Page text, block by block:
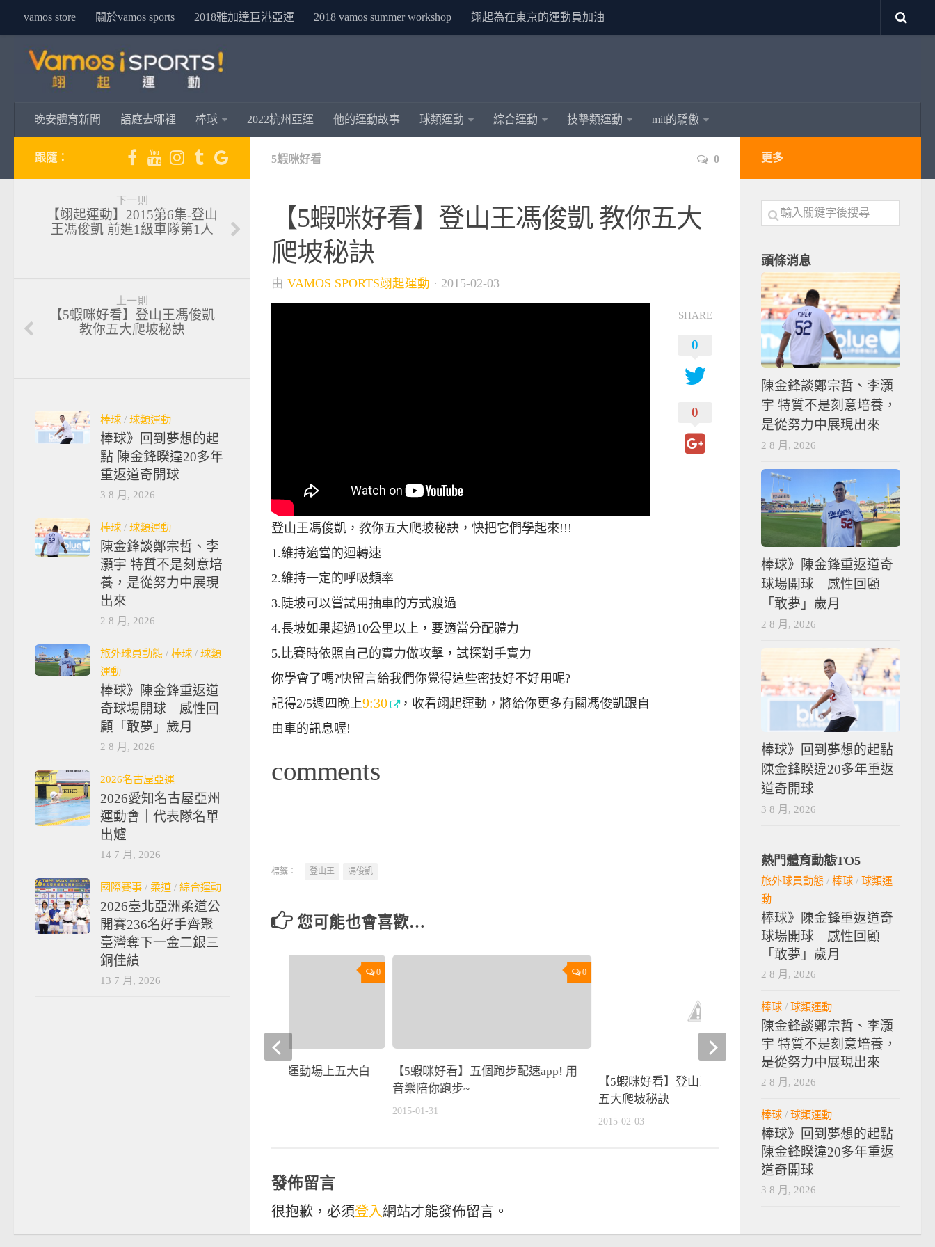
vamos store 關於vamos sports 2018雅加達巨港亞運 2018 vamos summer workshop 翊起為在東京的運動員加油
晚安體育新聞 語庭去哪裡 棒球 2022杭州亞運 他的運動故事 球類運動 綜合運動 技擊類運動 mit的驕傲
5蝦咪好看 0
【5蝦咪好看】登山王馮俊凱 教你五大
爬坡秘訣
由 VAMOS SPORTS翊起運動 · 2015-02-03
登山王馮俊凱，教你五大爬坡秘訣，快把它們學起來!!!
1.維持適當的迴轉速
2.維持一定的呼吸頻率
3.陡坡可以嘗試用抽車的方式渡過
4.長坡如果超過10公里以上，要適當分配體力
5.比賽時依照自己的實力做攻擊，試探對手實力
你學會了嗎?快留言給我們你覺得這些密技好不好用呢?
記得2/5週四晚上9:30
，收看翊起運動，將給你更多有關馮俊凱跟自
由車的訊息喔!
comments
SHARE
0
0
標籤： 登山王 馮俊凱
您可能也會喜歡…
0
【5蝦咪好看】五個跑步配速app! 用
音樂陪你跑步~
2015-01-31
【5蝦咪好看】登山王馮俊凱 教你
五大爬坡秘訣
2015-02-03
【5蝦咪好看】挑公路車
2020-04-10
0
【5蝦咪好看】田徑運動場上五大白
發佈留言
很抱歉，必須登入網站才能發佈留言。
跟隨：
下一則
【翊起運動】2015第6集-登山
王馮俊凱 前進1級車隊第1人
上一則
【5蝦咪好看】登山王馮俊凱
教你五大爬坡秘訣
棒球 / 球類運動
棒球》回到夢想的起
點 陳金鋒睽違20多年
重返道奇開球
3 8 月, 2026
棒球 / 球類運動
陳金鋒談鄭宗哲、李
灝宇 特質不是刻意培
養，是從努力中展現
出來
2 8 月, 2026
旅外球員動態 / 棒球 / 球類
運動
棒球》陳金鋒重返道
奇球場開球 感性回
顧「敢夢」歲月
2 8 月, 2026
2026名古屋亞運
2026愛知名古屋亞州
運動會｜代表隊名單
出爐
14 7 月, 2026
國際賽事 / 柔道 / 綜合運動
2026臺北亞洲柔道公
開賽236名好手齊聚
臺灣奪下一金二銀三
銅佳績
13 7 月, 2026
更多
頭條消息
陳金鋒談鄭宗哲、李灝
宇 特質不是刻意培養，
是從努力中展現出來
2 8 月, 2026
棒球》陳金鋒重返道奇
球場開球 感性回顧
「敢夢」歲月
2 8 月, 2026
棒球》回到夢想的起點
陳金鋒睽違20多年重返
道奇開球
3 8 月, 2026
熱門體育動態TO5
旅外球員動態 / 棒球 / 球類運
動
棒球》陳金鋒重返道奇
球場開球 感性回顧
「敢夢」歲月
2 8 月, 2026
棒球 / 球類運動
陳金鋒談鄭宗哲、李灝
宇 特質不是刻意培養，
是從努力中展現出來
2 8 月, 2026
棒球 / 球類運動
棒球》回到夢想的起點
陳金鋒睽違20多年重返
道奇開球
3 8 月, 2026